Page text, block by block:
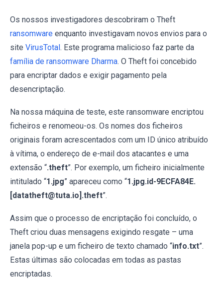
Os nossos investigadores descobriram o Theft
ransomware enquanto investigavam novos envios para o
site VirusTotal. Este programa malicioso faz parte da
família de ransomware Dharma. O Theft foi concebido
para encriptar dados e exigir pagamento pela
desencriptação.
Na nossa máquina de teste, este ransomware encriptou
ficheiros e renomeou-os. Os nomes dos ficheiros
originais foram acrescentados com um ID único atribuído
à vítima, o endereço de e-mail dos atacantes e uma
extensão “.theft”. Por exemplo, um ficheiro inicialmente
intitulado “1.jpg” apareceu como “1.jpg.id-9ECFA84E.
[datatheft@tuta.io].theft”.
Assim que o processo de encriptação foi concluído, o
Theft criou duas mensagens exigindo resgate – uma
janela pop-up e um ficheiro de texto chamado “info.txt”.
Estas últimas são colocadas em todas as pastas
encriptadas.